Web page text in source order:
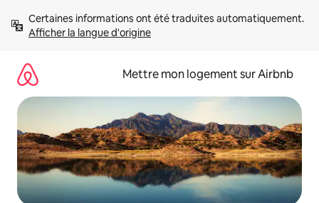
directement
Afficher la langue d'origine
Mettre mon logement sur Airbnb